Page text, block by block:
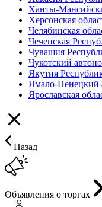
Ханты-
Херсонская
Челябинская
Чеченская
Чувашия
Чукотский
Якутия
Ямало-Ненецкий
Ярославская
Назад
Объявления о торгах